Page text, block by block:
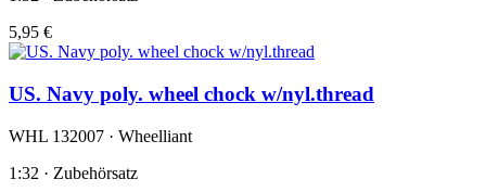
5,95 €
US. Navy poly. wheel chock w/nyl.thread
WHL 132007 · Wheelliant
1:32 · Zubehörsatz